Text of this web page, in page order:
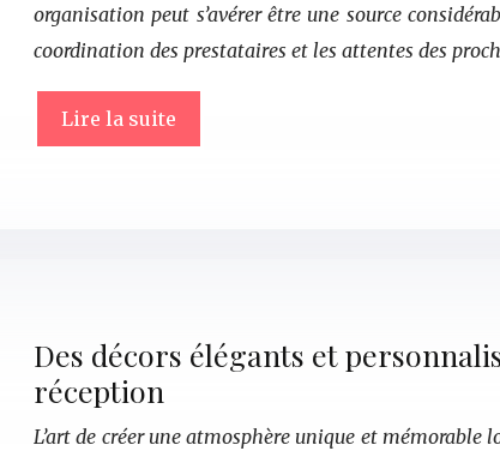
organisation peut s’avérer être une source
coordination des prestataires et les attentes des
Lire la suite
Des décors élégants et
réception
L’art de créer une atmosphère unique et mémorable